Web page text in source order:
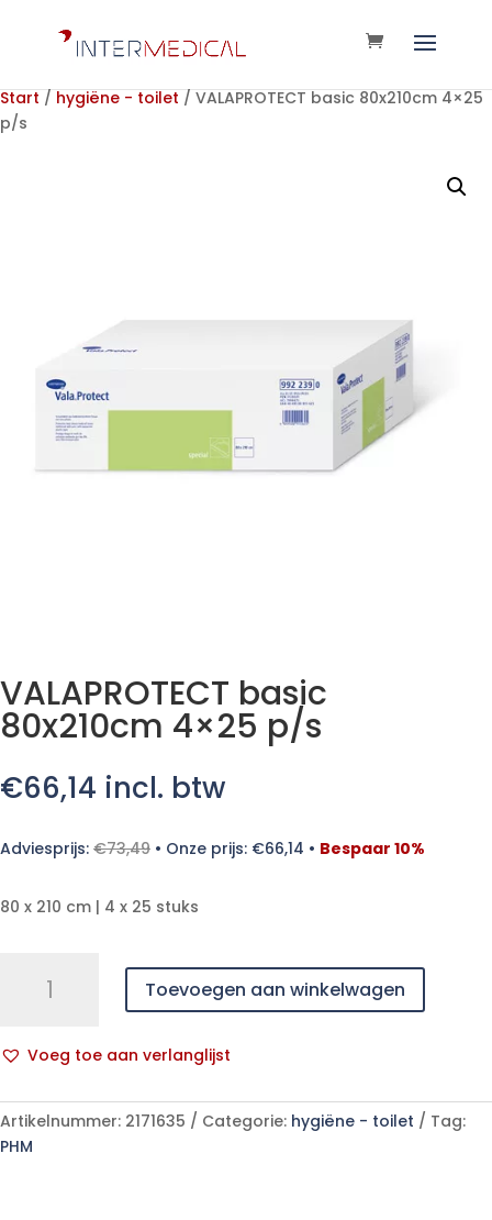
Start / hygiëne - toilet / VALAPROTECT basic 80x210cm 4×25
p/s
VALAPROTECT basic
80x210cm 4×25 p/s
€66,14 incl. btw
Adviesprijs: €73,49 • Onze prijs: €66,14 • Bespaar 10%
80 x 210 cm | 4 x 25 stuks
p/s
Toevoegen aan winkelwagen
Voeg toe aan verlanglijst
l
t
e
Artikelnummer: 2171635 Categorie: hygiëne - toilet
Tag:
PHM